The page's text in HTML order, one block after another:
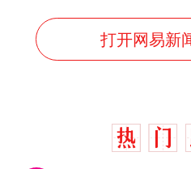
打开网易新